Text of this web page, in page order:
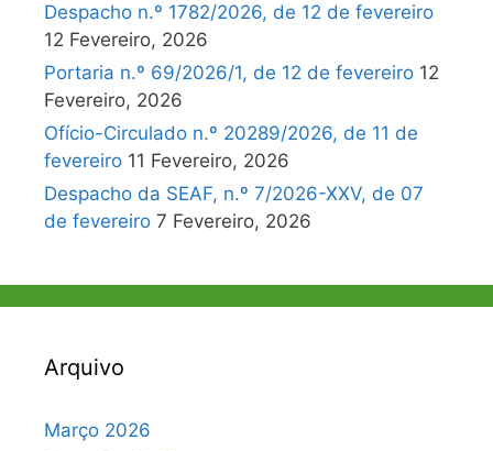
Despacho n.º 1782/2026, de 12 de fevereiro
12 Fevereiro, 2026
Portaria n.º 69/2026/1, de 12 de fevereiro 12
Fevereiro, 2026
Ofício-Circulado n.º 20289/2026, de 11 de
fevereiro 11 Fevereiro, 2026
Despacho da SEAF, n.º 7/2026-XXV, de 07
de fevereiro 7 Fevereiro, 2026
Arquivo
Março 2026